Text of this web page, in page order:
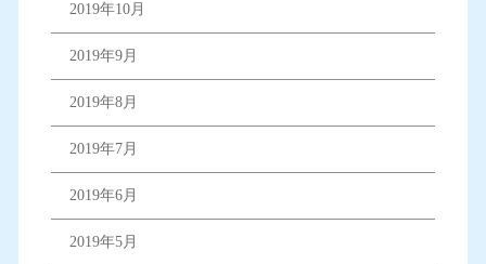
2019年10月
2019年9月
2019年8月
2019年7月
2019年6月
2019年5月